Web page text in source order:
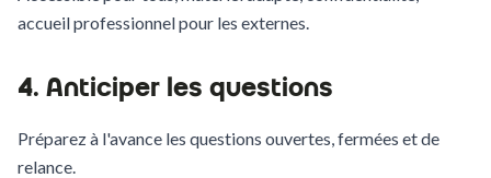
accueil professionnel pour les externes.
4. Anticiper les questions
Préparez à l'avance les questions ouvertes, fermées et de
relance.